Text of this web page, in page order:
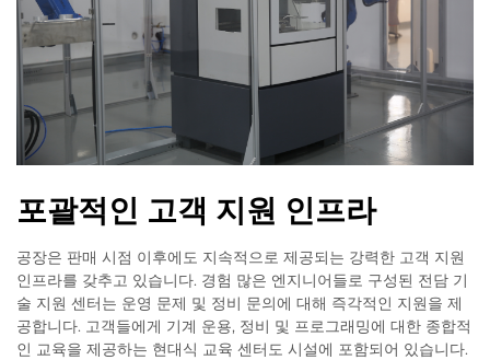
포괄적인 고객 지원 인프라
공장은 판매 시점 이후에도 지속적으로 제공되는 강력한 고객 지원
인프라를 갖추고 있습니다. 경험 많은 엔지니어들로 구성된 전담 기
술 지원 센터는 운영 문제 및 정비 문의에 대해 즉각적인 지원을 제
공합니다. 고객들에게 기계 운용, 정비 및 프로그래밍에 대한 종합적
인 교육을 제공하는 현대식 교육 센터도 시설에 포함되어 있습니다.